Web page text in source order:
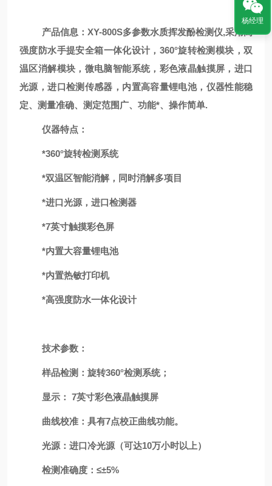
产品信息 ： XY-800S多参数水质挥发酚检测仪,采用高
强度防水手提安全箱一体化设计， 360°旋转检测模块，双
温区消解模块， 微电脑智能系统，彩色液晶触摸屏，进口
光源，进口检测传感器 ，内置高容量锂电池，仪器性能稳
定、测量准确、测定范围广、功能*、操作简单.
仪器特点：
*360°旋转检测系统
*双温区智能消解，同时消解多项目
*进口光源，进口检测器
*7英寸触摸彩色屏
*内置大容量锂电池
*内置热敏打印机
*高强度防水一体化设计
技术参数：
样品检测：旋转360°检测系统；
显示： 7英寸彩色液晶触摸屏
曲线校准： 具有7点校正曲线功能。
光源：进口冷光源（可达10万小时以上）
检测准确度： ≤±5%
杨经理